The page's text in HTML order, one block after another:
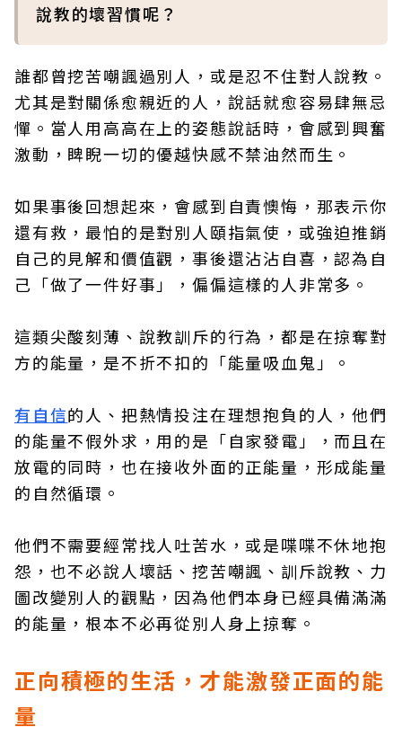
說教的壞習慣呢？
誰都曾挖苦嘲諷過別人，或是忍不住對人說教。
尤其是對關係愈親近的人，說話就愈容易肆無忌
憚。當人用高高在上的姿態說話時，會感到興奮
激動，睥睨一切的優越快感不禁油然而生。
如果事後回想起來，會感到自責懊悔，那表示你
還有救，最怕的是對別人頤指氣使，或強迫推銷
自己的見解和價值觀，事後還沾沾自喜，認為自
己「做了一件好事」，偏偏這樣的人非常多。
這類尖酸刻薄、說教訓斥的行為，都是在掠奪對
方的能量，是不折不扣的「能量吸血鬼」。
有自信的人、把熱情投注在理想抱負的人，他們
的能量不假外求，用的是「自家發電」，而且在
放電的同時，也在接收外面的正能量，形成能量
的自然循環。
他們不需要經常找人吐苦水，或是喋喋不休地抱
怨，也不必說人壞話、挖苦嘲諷、訓斥說教、力
圖改變別人的觀點，因為他們本身已經具備滿滿
的能量，根本不必再從別人身上掠奪。
正向積極的生活，才能激發正面的能
量